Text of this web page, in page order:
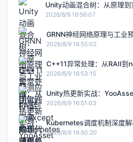
Unity动画混合树：从原理到
画
2026/8/9 16:56:07
GRNN神经网络原理与工业
2026/8/9 16:55:02
C++11异常处理：从RAII到
理范式
2026/8/9 16:53:15
Unity热更新实战：
链路C#热更方案
2026/8/9 16:51:03
Kubernetes调度机制深度
2026/8/9 16:50:20